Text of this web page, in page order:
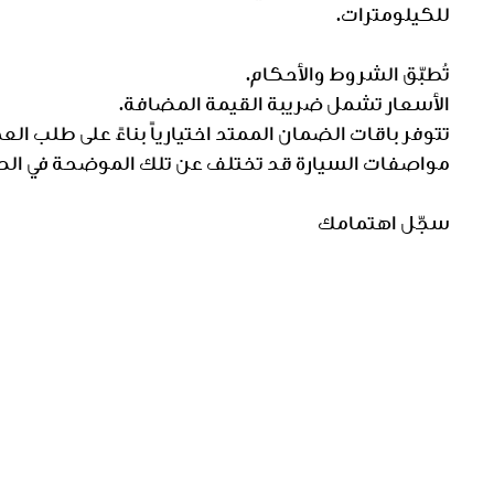
للكيلومترات.
تُطبّق الشروط والأحكام.
الأسعار تشمل ضريبة القيمة المضافة.
تتوفر باقات الضمان الممتد اختيارياً بناءً على طلب
مواصفات السيارة قد تختلف عن تلك الموضحة في
سجّل اهتمامك